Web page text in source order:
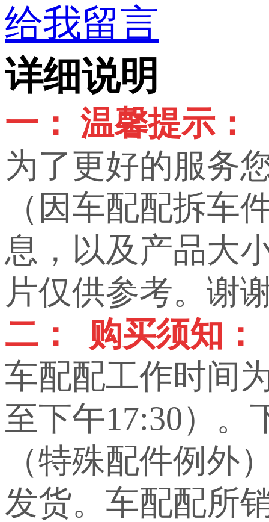
给我留言
详细说明
一： 温馨提示：
为了更好的服务
（因车配配拆车
息，以及产品大
片仅供参考。谢
二： 购买须知：
车配配工作时间
至下午17:30）。
（特殊配件例外
发货。车配配所